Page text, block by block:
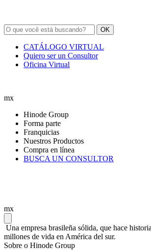
OK
CATÁLOGO VIRTUAL
Quiero ser un Consultor
Oficina Virtual
mx
Hinode Group
Forma parte
Franquicias
Nuestros Productos
Compra en línea
BUSCA UN CONSULTOR
mx
Una empresa brasileña sólida, que hace
millones de vida en América del sur.
Sobre o Hinode Group